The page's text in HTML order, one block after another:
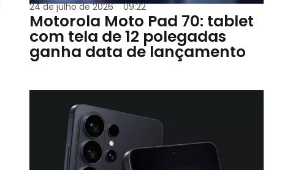
24 de julho de 2026 09:22
Motorola Moto Pad 70: tablet
com tela de 12 polegadas
ganha data de lançamento